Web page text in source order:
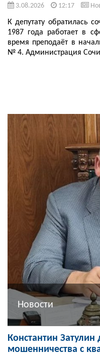
3.08.2026 12:17
К депутату обратилась
1987 года работает в
время преподаёт в
№ 4. Администрация
Новости
Константин Затулин
мошенничества с